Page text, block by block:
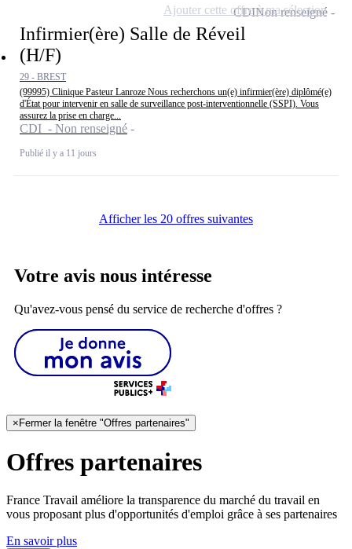
Infirmier(ère) Salle de Réveil
(H/F)
29 - BREST
(99995) Clinique Pasteur Lanroze Nous recherchons un(e) infirmier(ère) diplômé(e)
d'État pour intervenir en salle de surveillance post-interventionnelle (SSPI). Vous
assurez la prise en charge...
CDI - Non renseigné
Publié il y a 11 jours
CDINon renseigné
Ajouter cette offre à ma sélection
Afficher les 20 offres suivantes
Votre avis nous intéresse
Qu'avez-vous pensé du service de recherche d'offres ?
×Fermer la fenêtre "Offres partenaires"
Offres partenaires
France Travail améliore la transparence du marché du travail en
vous proposant plus d'opportunités d'emploi grâce à ses partenaires
En savoir plus